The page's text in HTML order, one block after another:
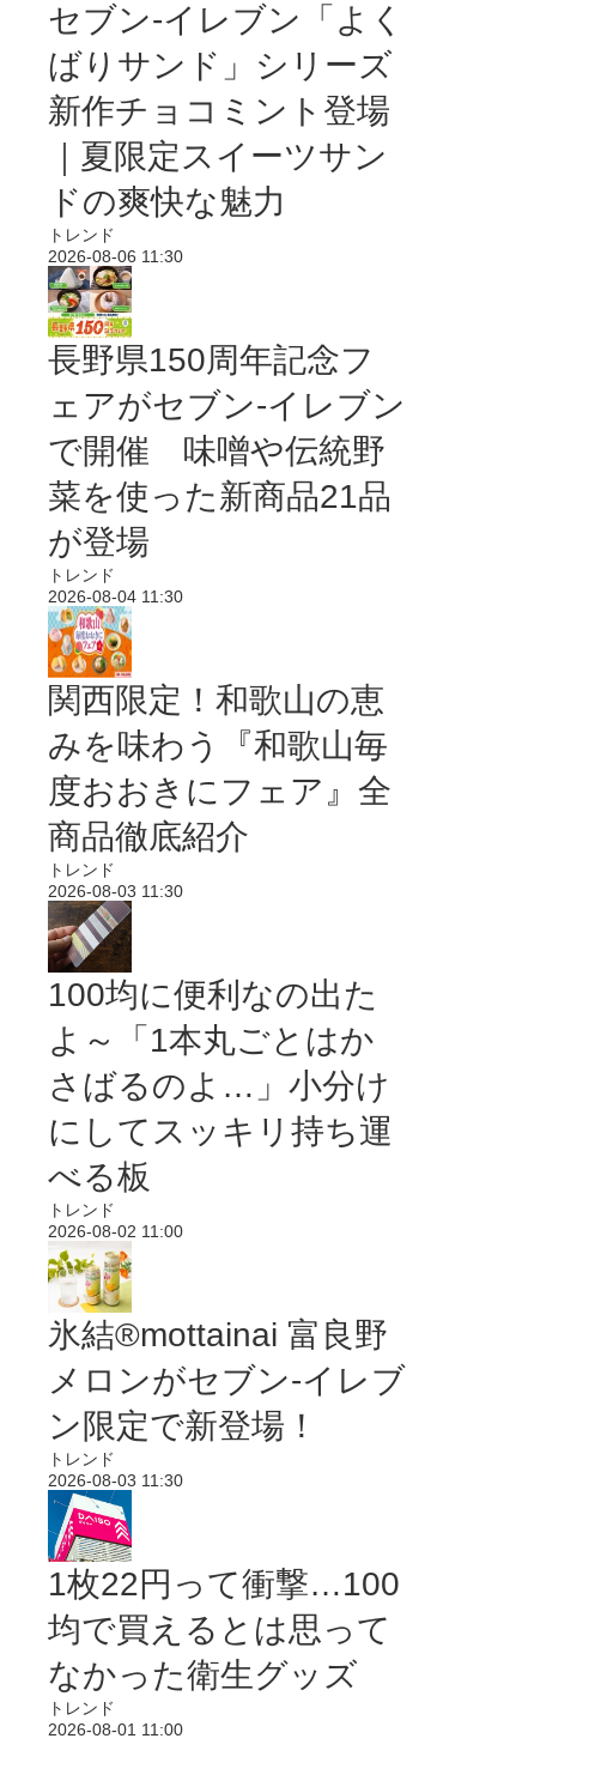
セブン‐イレブン「よく
ばりサンド」シリーズ
新作チョコミント登場
｜夏限定スイーツサン
ドの爽快な魅力
トレンド
2026-08-06 11:30
長野県150周年記念フ
ェアがセブン-イレブン
で開催 味噌や伝統野
菜を使った新商品21品
が登場
トレンド
2026-08-04 11:30
関西限定！和歌山の恵
みを味わう『和歌山毎
度おおきにフェア』全
商品徹底紹介
トレンド
2026-08-03 11:30
100均に便利なの出た
よ～「1本丸ごとはか
さばるのよ…」小分け
にしてスッキリ持ち運
べる板
トレンド
2026-08-02 11:00
氷結®mottainai 富良野
メロンがセブン‐イレブ
ン限定で新登場！
トレンド
2026-08-03 11:30
1枚22円って衝撃…100
均で買えるとは思って
なかった衛生グッズ
トレンド
2026-08-01 11:00